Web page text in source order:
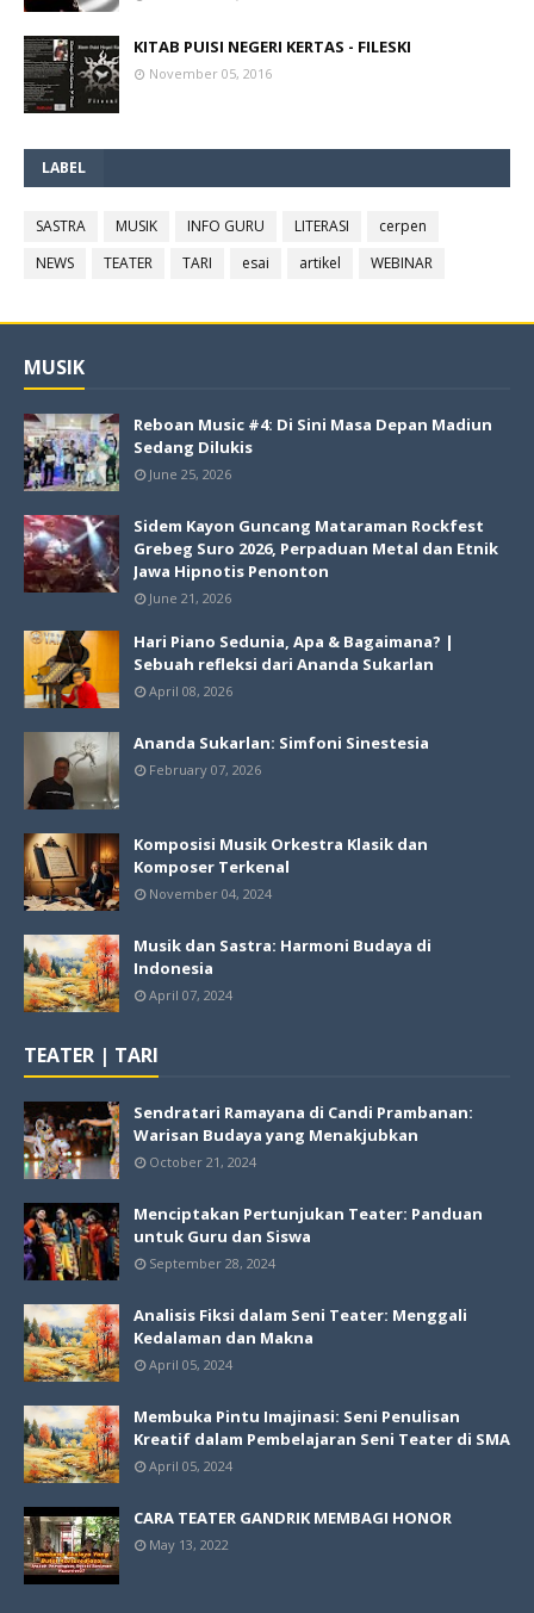
KITAB PUISI NEGERI KERTAS - FILESKI
November 05, 2016
LABEL
SASTRA MUSIK INFO GURU LITERASI
cerpen
NEWS
TEATER TARI esai artikel WEBINAR
MUSIK
Reboan Music #4: Di Sini Masa Depan Madiun
Sedang Dilukis
June 25, 2026
Sidem Kayon Guncang Mataraman Rockfest
Grebeg Suro 2026, Perpaduan Metal dan Etnik
Jawa Hipnotis Penonton
June 21, 2026
Hari Piano Sedunia, Apa & Bagaimana? |
Sebuah refleksi dari Ananda Sukarlan
April 08, 2026
Ananda Sukarlan: Simfoni Sinestesia
February 07, 2026
Komposisi Musik Orkestra Klasik dan
Komposer Terkenal
November 04, 2024
Musik dan Sastra: Harmoni Budaya di
Indonesia
April 07, 2024
TEATER | TARI
Sendratari Ramayana di Candi Prambanan:
Warisan Budaya yang Menakjubkan
October 21, 2024
Menciptakan Pertunjukan Teater: Panduan
untuk Guru dan Siswa
September 28, 2024
Analisis Fiksi dalam Seni Teater: Menggali
Kedalaman dan Makna
April 05, 2024
Membuka Pintu Imajinasi: Seni Penulisan
Kreatif dalam Pembelajaran Seni Teater di SMA
April 05, 2024
CARA TEATER GANDRIK MEMBAGI HONOR
May 13, 2022